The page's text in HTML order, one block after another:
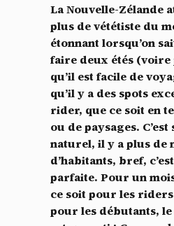
La Nouvelle-Zélande
plus de vététiste du
étonnant lorsqu’on
faire deux étés (voire
qu’il est facile de
qu’il y a des spots
rider, que ce soit en
ou de paysages. C’est
naturel, il y a plus de
d’habitants, bref,
parfaite. Pour un
ce soit pour les
pour les débutants,